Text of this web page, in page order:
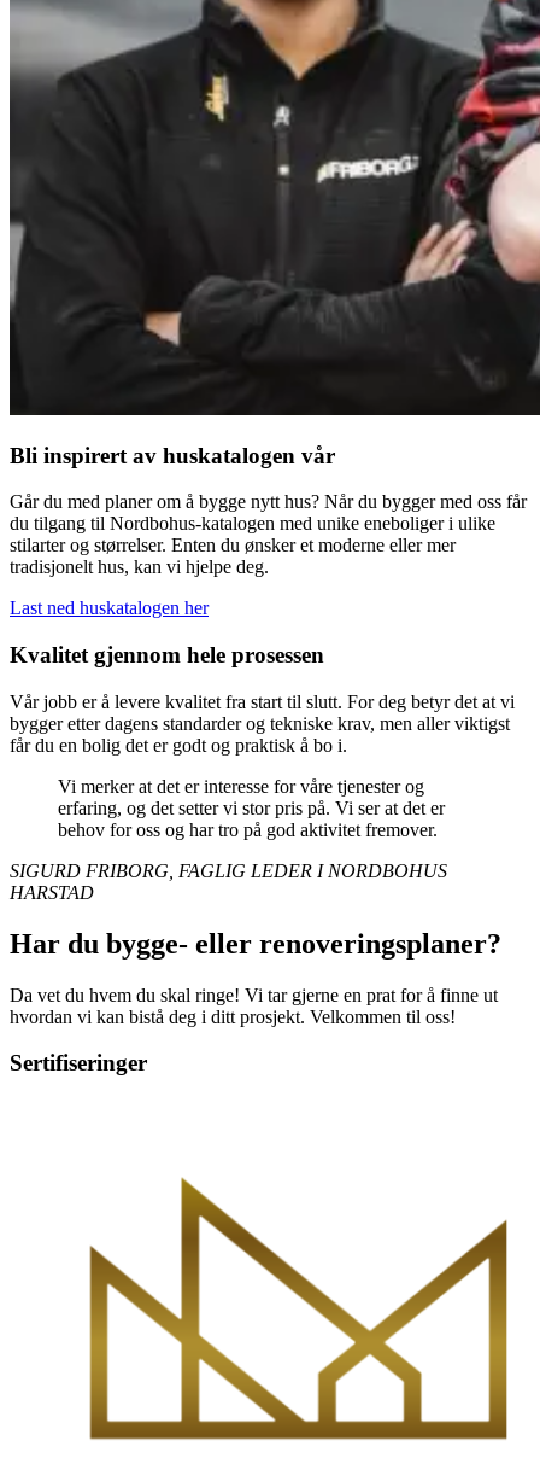
Bli inspirert av huskatalogen vår
Går du med planer om å bygge nytt hus? Når du bygger med oss får
du tilgang til Nordbohus-katalogen med unike eneboliger i ulike
stilarter og størrelser. Enten du ønsker et moderne eller mer
tradisjonelt hus, kan vi hjelpe deg.
Last ned huskatalogen her
Kvalitet gjennom hele prosessen
Vår jobb er å levere kvalitet fra start til slutt. For deg betyr det at vi
bygger etter dagens standarder og tekniske krav, men aller viktigst
får du en bolig det er godt og praktisk å bo i.
Vi merker at det er interesse for våre tjenester og
erfaring, og det setter vi stor pris på. Vi ser at det er
behov for oss og har tro på god aktivitet fremover.
SIGURD FRIBORG, FAGLIG LEDER I NORDBOHUS
HARSTAD
Har du bygge- eller renoveringsplaner?
Da vet du hvem du skal ringe! Vi tar gjerne en prat for å finne ut
hvordan vi kan bistå deg i ditt prosjekt. Velkommen til oss!
Sertifiseringer